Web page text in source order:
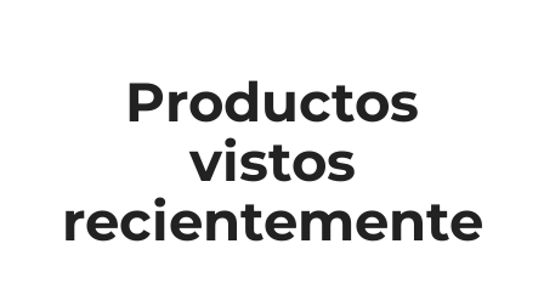
Productos
vistos
recientemente